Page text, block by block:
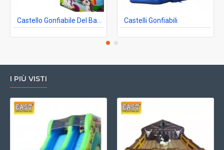
Castelli Gonfiabili
I PIÙ VISTI